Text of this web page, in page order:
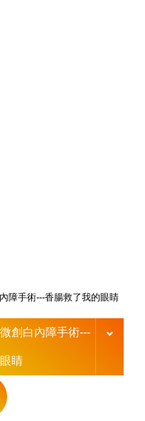
障手術---香腸救了我的眼睛
創白內障手術---
睛